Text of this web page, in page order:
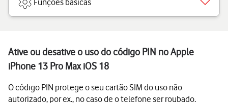
Funções básicas
Ative ou desative o uso do código PIN no Apple
iPhone 13 Pro Max iOS 18
O código PIN protege o seu cartão SIM do uso não
autorizado, por ex., no caso de o telefone ser roubado.